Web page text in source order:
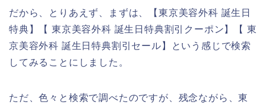
だから、とりあえず、まずは、【東京美容外科 誕生日
特典】【 東京美容外科 誕生日特典割引クーポン】【 東
京美容外科 誕生日特典割引セール】という感じで検索
してみることにしました。
ただ、色々と検索で調べたのですが、残念ながら、東